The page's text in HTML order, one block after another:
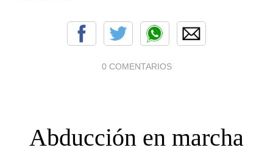
0 COMENTARIOS
Abducción en marcha